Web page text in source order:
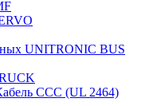
UNITRONIC BUS
CCC (UL 2464)